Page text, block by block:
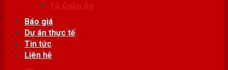
Tủ Quần Áo
Báo giá
Dự án thực tế
Tin tức
Liên hệ